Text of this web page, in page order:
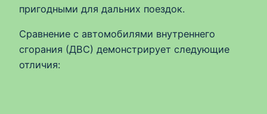
пригодными для дальних поездок.
Сравнение с автомобилями внутреннего
сгорания (ДВС) демонстрирует следующие
отличия: